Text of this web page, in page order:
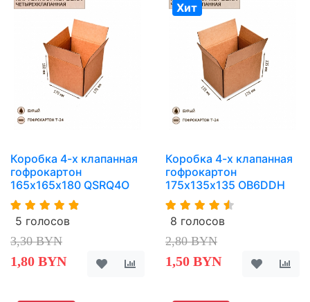
Коробка 4-х клапанная
гофрокартон
165х165х180 QSRQ4O
5 голосов
3,30 BYN
1,80 BYN
Хит
Коробка 4-х клапанная
гофрокартон
175х135х135 OB6DDH
8 голосов
2,80 BYN
1,50 BYN